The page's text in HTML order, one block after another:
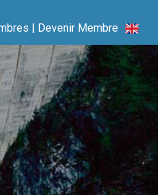
| Devenir Membre